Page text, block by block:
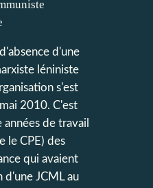
d'une
léniniste
s'est
2010. C'est
de travail
le CPE) des
qui avaient
JCML au